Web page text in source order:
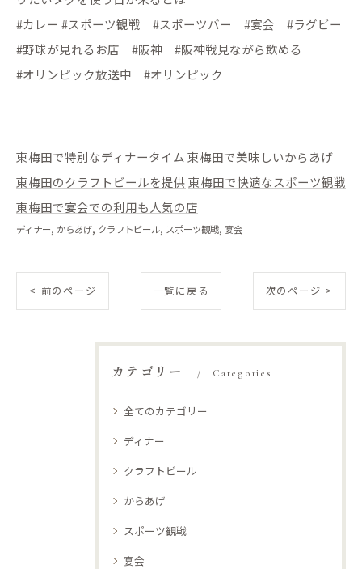
#カレー #スポーツ観戦 #スポーツバー #宴会 #ラグビー
#野球が見れるお店 #阪神 #阪神戦見ながら飲める
#オリンピック放送中 #オリンピック
東梅田で特別なディナータイム 東梅田で美味しいからあげ
東梅田のクラフトビールを提供東梅田で快適なスポーツ観戦
東梅田で宴会での利用も人気の店
ディナー からあげ クラフトビール スポーツ観戦 宴会
< 前のページ 一覧に戻る 次のページ >
カテゴリー Categories
全てのカテゴリー
ディナー
クラフトビール
からあげ
スポーツ観戦
宴会